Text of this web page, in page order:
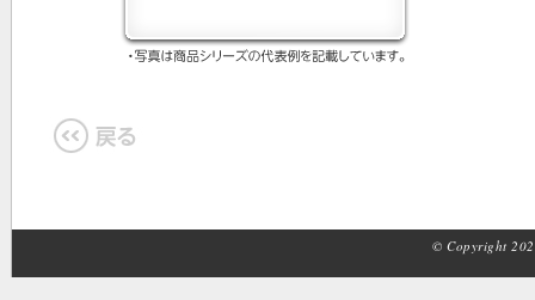
© Copyright